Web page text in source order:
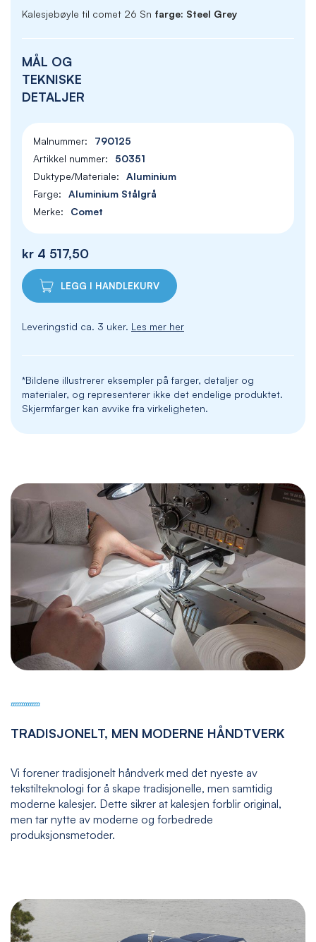
Kalesjebøyle til comet 26 Sn farge: Steel Grey
MÅL OG
TEKNISKE
DETALJER
790125
50351
Aluminium
Aluminium Stålgrå
Comet
kr 4 517,50
LEGG I HANDLEKURV
Leveringstid ca. 3 uker. Les mer her
*Bildene illustrerer eksempler på farger, detaljer og
materialer, og representerer ikke det endelige produktet.
Skjermfarger kan avvike fra virkeligheten.
TRADISJONELT, MEN MODERNE HÅNDTVERK
Vi forener tradisjonelt håndverk med det nyeste av
tekstilteknologi for å skape tradisjonelle, men samtidig
moderne kalesjer. Dette sikrer at kalesjen forblir original,
men tar nytte av moderne og forbedrede
produksjonsmetoder.